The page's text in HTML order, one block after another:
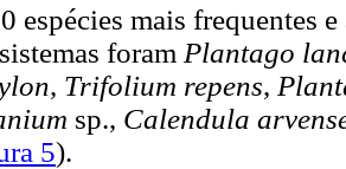
espécies mais frequentes
foram Plantago
, Trifolium repens,
sp., Calendula
5).